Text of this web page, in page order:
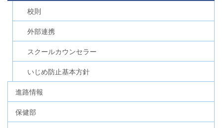
校則
外部連携
スクールカウンセラー
いじめ防止基本方針
進路情報
保健部